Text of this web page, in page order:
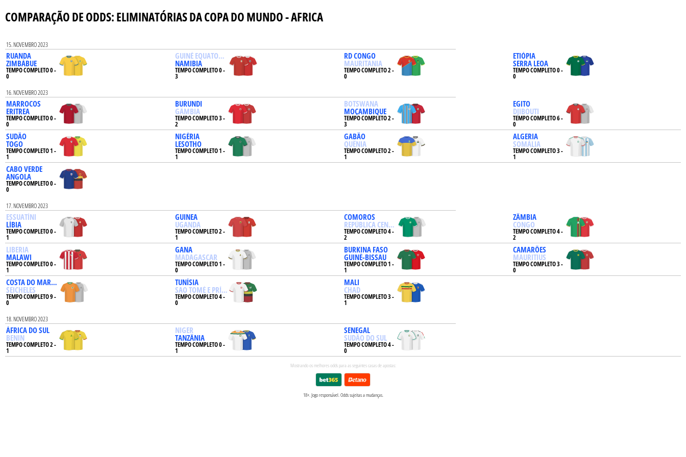
COMPARAÇÃO DE ODDS: ELIMINATÓRIAS DA COPA DO MUNDO - AFRICA
15. NOVEMBRO 2023
RUANDA
ZIMBÁBUE
TEMPO COMPLETO 0 -
0
GUINÉ EQUATORIAL
NAMIBIA
TEMPO COMPLETO 0 -
3
RD CONGO
MAURITANIA
TEMPO COMPLETO 2 -
0
ETIÓPIA
SERRA LEOA
TEMPO COMPLETO 0 -
0
16. NOVEMBRO 2023
MARROCOS
ERITREA
TEMPO COMPLETO 0 -
0
BURUNDI
GÂMBIA
TEMPO COMPLETO 3 -
2
BOTSWANA
MOÇAMBIQUE
TEMPO COMPLETO 2 -
3
EGITO
DJIBOUTI
TEMPO COMPLETO 6 -
0
SUDÃO
TOGO
TEMPO COMPLETO 1 -
1
NIGÉRIA
LESOTHO
TEMPO COMPLETO 1 -
1
GABÃO
QUÊNIA
TEMPO COMPLETO 2 -
1
ALGERIA
SOMÁLIA
TEMPO COMPLETO 3 -
1
CABO VERDE
ANGOLA
TEMPO COMPLETO 0 -
0
17. NOVEMBRO 2023
ESSUATÍNI
LÍBIA
TEMPO COMPLETO 0 -
1
GUINEA
UGANDA
TEMPO COMPLETO 2 -
1
COMOROS
REPÚBLICA CENTRO-AFRICANA
TEMPO COMPLETO 4 -
2
ZÂMBIA
CONGO
TEMPO COMPLETO 4 -
2
LIBERIA
MALAWI
TEMPO COMPLETO 0 -
1
GANA
MADAGASCAR
TEMPO COMPLETO 1 -
0
BURKINA FASO
GUINÉ-BISSAU
TEMPO COMPLETO 1 -
1
CAMARÕES
MAURITIUS
TEMPO COMPLETO 3 -
0
COSTA DO MARFIM
SEICHELES
TEMPO COMPLETO 9 -
0
TUNÍSIA
SAO TOMÉ E PRÍNCIPE
TEMPO COMPLETO 4 -
0
MALI
CHAD
TEMPO COMPLETO 3 -
1
18. NOVEMBRO 2023
ÁFRICA DO SUL
BENIN
TEMPO COMPLETO 2 -
1
NIGER
TANZÂNIA
TEMPO COMPLETO 0 -
1
SENEGAL
SUDÃO DO SUL
TEMPO COMPLETO 4 -
0
Mostrando os melhores odds para as seguintes casas de apostas:
18+. Jogo responsável. Odds sujeitas a mudanças.